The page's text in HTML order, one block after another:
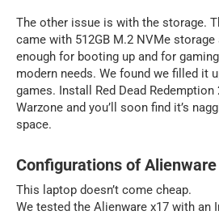
The other issue is with the storage.
came with 512GB M.2 NVMe
enough for booting up and for
modern needs. We found we filled it
games. Install Red Dead
Warzone and you’ll soon find it’s
space.
Configurations of
This laptop doesn’t come cheap.
We tested the Alienware x17 with an